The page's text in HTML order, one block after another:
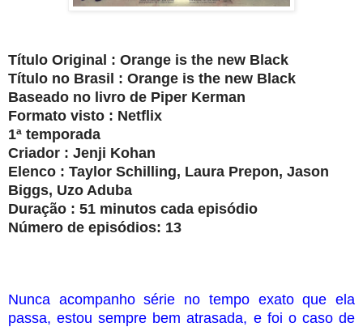
Título Original : Orange is the new Black
Título no Brasil : Orange is the new Black
Baseado no livro de Piper Kerman
Formato visto : Netflix
1ª temporada
Criador : Jenji Kohan
Elenco : Taylor Schilling, Laura Prepon, Jason
Biggs, Uzo Aduba
Duração : 51 minutos cada episódio
Número de episódios: 13
Nunca acompanho série no tempo exato que ela
passa, estou sempre bem atrasada, e foi o caso de